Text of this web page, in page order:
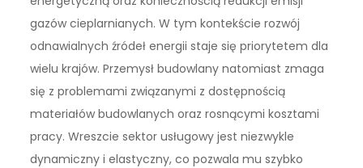
gazów cieplarnianych. W tym kontekście rozwój
odnawialnych źródeł energii staje się priorytetem dla
wielu krajów. Przemysł budowlany natomiast zmaga
się z problemami związanymi z dostępnością
materiałów budowlanych oraz rosnącymi kosztami
pracy. Wreszcie sektor usługowy jest niezwykle
dynamiczny i elastyczny, co pozwala mu szybko